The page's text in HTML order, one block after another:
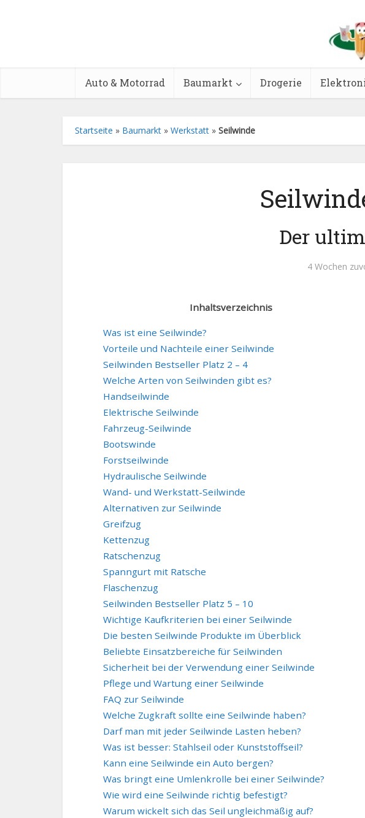
Auto & Motorrad Baumarkt Drogerie
Startseite » Baumarkt » Werkstatt » Seilwinde
Der
4 Wochen
Inhaltsverzeichnis
Was ist eine Seilwinde?
Vorteile und Nachteile einer Seilwinde
Seilwinden Bestseller Platz 2 – 4
Welche Arten von Seilwinden gibt es?
Handseilwinde
Elektrische Seilwinde
Fahrzeug-Seilwinde
Bootswinde
Forstseilwinde
Hydraulische Seilwinde
Wand- und Werkstatt-Seilwinde
Alternativen zur Seilwinde
Greifzug
Kettenzug
Ratschenzug
Spanngurt mit Ratsche
Flaschenzug
Seilwinden Bestseller Platz 5 – 10
Wichtige Kaufkriterien bei einer Seilwinde
Die besten Seilwinde Produkte im Überblick
Beliebte Einsatzbereiche für Seilwinden
Sicherheit bei der Verwendung einer Seilwinde
Pflege und Wartung einer Seilwinde
FAQ zur Seilwinde
Welche Zugkraft sollte eine Seilwinde haben?
Darf man mit jeder Seilwinde Lasten heben?
Was ist besser: Stahlseil oder Kunststoffseil?
Kann eine Seilwinde ein Auto bergen?
Was bringt eine Umlenkrolle bei einer Seilwinde?
Wie wird eine Seilwinde richtig befestigt?
Warum wickelt sich das Seil ungleichmäßig auf?